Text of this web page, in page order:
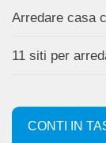
Arredare casa
11 siti per
CONTI IN